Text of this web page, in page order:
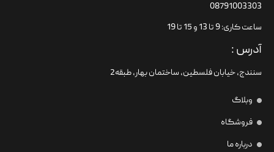
08791003303
ساعت کاری: 9 تا 13 و 15 تا 19
آدرس :
سنندج، خیابان فلسطین،‌ ساختمان بهار، طبقه2
وبلاگ
فروشگاه
درباره ما